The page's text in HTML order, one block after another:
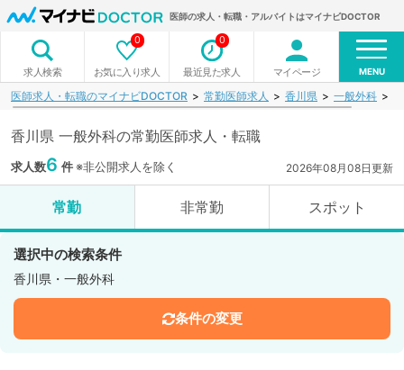
医師の求人・転職・アルバイトはマイナビDOCTOR
求人検索 お気に入り求人
0
最近見た求人
0
マイページ MENU
医師求人・転職のマイナビDOCTOR 常勤医師求人 香川県 一般外科
香川県 一般外科の常勤医師求人・転職
求人数6 件※非公開求人を除く 2026年08月08日更新
常勤 非常勤 スポット
選択中の検索条件
香川県・一般外科
条件の変更